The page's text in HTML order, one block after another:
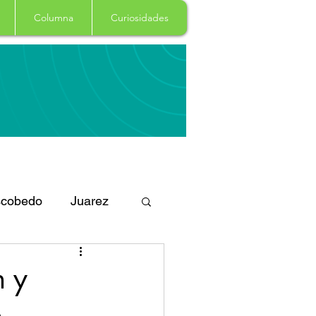
Columna Curiosidades
Juarez
Arte
y